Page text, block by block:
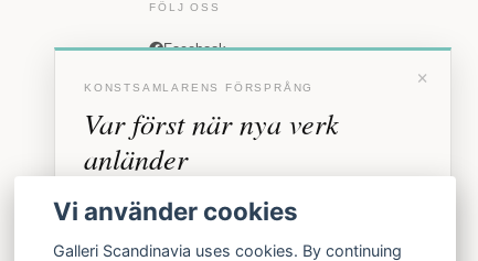
FÖLJ OSS
Facebook
×
KONSTSAMLARENS FÖRSPRÅNG
Var först när nya verk
anländer
Förhandstillgång till nya verk och personliga
inbjudningar till vernissage, innan vi annonserar
offentligt.
Vi använder cookies
Galleri Scandinavia uses cookies. By continuing